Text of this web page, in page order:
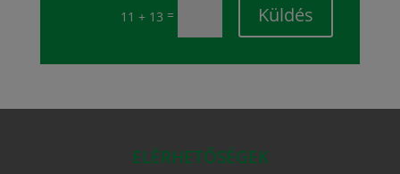
11 + 13 = Küldés
ELÉRHETŐSÉGEK